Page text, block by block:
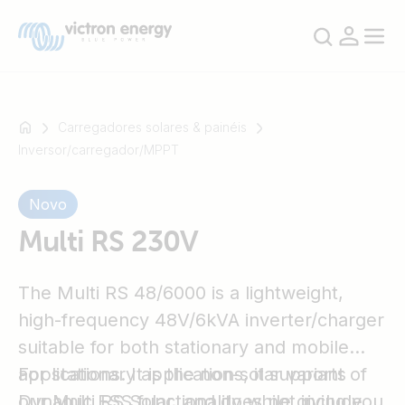
exemplo
SmartSolar
Multiplus-
Orion
SmartShunt
Carregadores solares & painéis
Inversor/carregador/MPPT
Novo
Multi RS 230V
The Multi RS 48/6000 is a lightweight,
high-frequency 48V/6kVA inverter/charger
suitable for both stationary and mobile
applications. It is the non-solar variant of
For stationary applications, it supports